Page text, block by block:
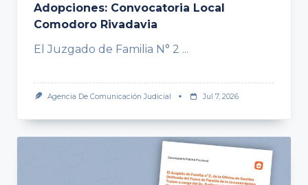
Adopciones: Convocatoria Local
Comodoro Rivadavia
El Juzgado de Familia N° 2 ...
Agencia De Comunicación Judicial Jul 7, 2026